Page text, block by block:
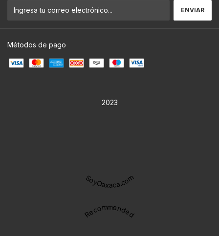
Métodos de pago
2023
SoyOaxaca.com
Recommended